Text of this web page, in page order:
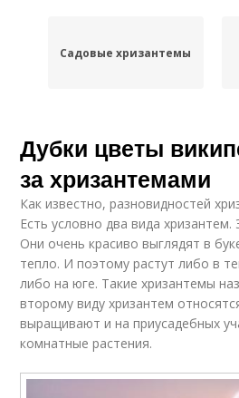
Садовые хризантемы
Хризантемы в сибири
Ранние хризантемы
Корейская
хризантема
Дубки цветы
за хризантемами
Как известно, разновидностей
Есть условно два вида
Они очень красиво выглядят в
тепло. И поэтому растут либо в
либо на юге. Такие хризантемы
второму виду хризантем
выращивают и на приусадебных
комнатные растения.